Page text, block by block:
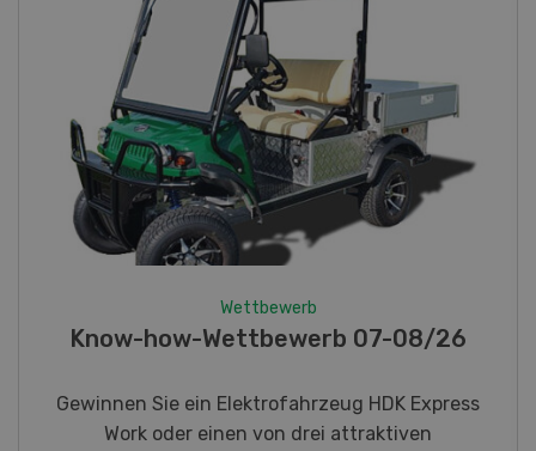
Wettbewerb
Know-how-Wettbewerb 07-08/26
Gewinnen Sie ein Elektrofahrzeug HDK Express
Work oder einen von drei attraktiven